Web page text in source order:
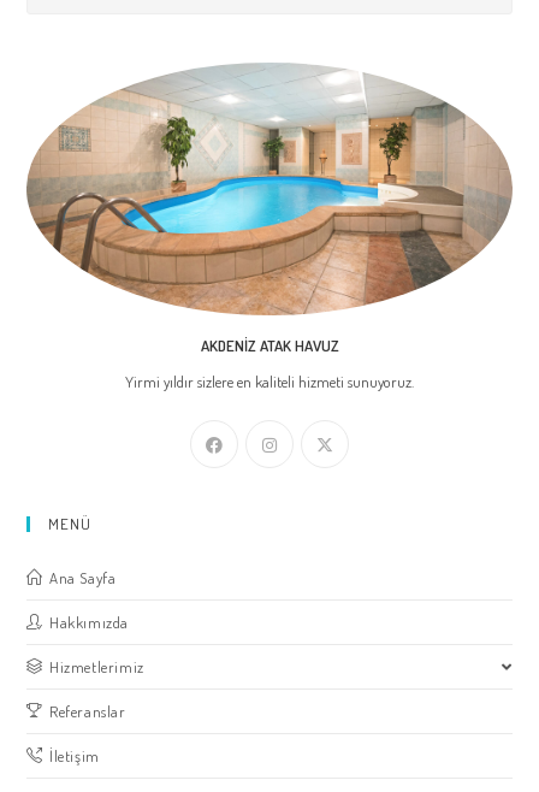
AKDENIZ ATAK HAVUZ
Yirmi yıldır sizlere en kaliteli hizmeti sunuyoruz.
MENÜ
Ana Sayfa
Hakkımızda
Hizmetlerimiz
Referanslar
İletişim